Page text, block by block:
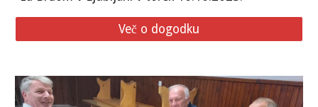
Več o dogodku